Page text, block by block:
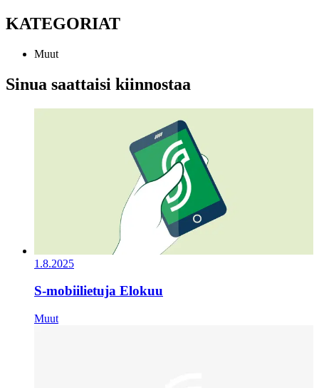
KATEGORIAT
Muut
Sinua saattaisi kiinnostaa
1.8.2025
S-mobiilietuja Elokuu
Muut